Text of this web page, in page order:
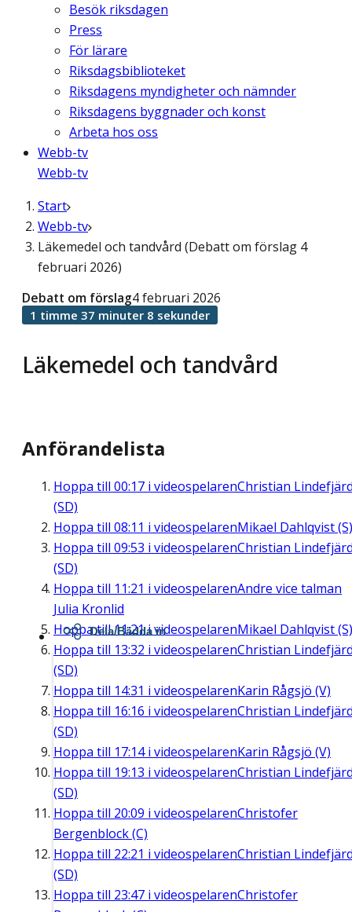
Besök riksdagen
Press
För lärare
Riksdagsbiblioteket
Riksdagens myndigheter och nämnder
Riksdagens byggnader och konst
Arbeta hos oss
Webb-tv
Webb-tv
Start
Webb-tv
Läkemedel och tandvård (Debatt om förslag 4
februari 2026)
Läkemedel och tandvård
Debatt om förslag4 februari 2026
1 timme 37 minuter 8 sekunder
Anförandelista
Hoppa till 00:17 i videospelarenChristian
(SD)
Hoppa till 08:11 i videospelarenMikael Dahlqvist (S)
Hoppa till 09:53 i videospelarenChristian
(SD)
Hoppa till 11:21 i videospelarenAndre vice talman
Julia Kronlid
Hoppa till11:21i videospelarenMikael Dahlqvist (S)
Hoppa till 13:32 i videospelarenChristian
(SD)
Hoppa till 14:31 i videospelarenKarin Rågsjö (V)
Hoppa till 16:16 i videospelarenChristian
(SD)
Hoppa till 17:14i videospelarenKarin Rågsjö (V)
Hoppa till 19:13 i videospelarenChristian
(SD)
Hoppa till 20:09 i videospelarenChristofer
Bergenblock (C)
Hoppa till 22:21 i videospelarenChristian
(SD)
Hoppa till 23:47 i videospelarenChristofer
Dela/Bädda in